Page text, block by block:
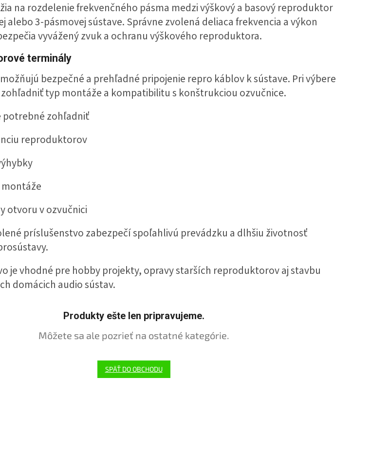
na rozdelenie frekvenčného pásma medzi výškový a basový reproduktor
alebo 3-pásmovej sústave. Správne zvolená deliaca frekvencia a výkon
vyvážený zvuk a ochranu výškového reproduktora.
terminály
bezpečné a prehľadné pripojenie repro káblov k sústave. Pri výbere
typ montáže a kompatibilitu s konštrukciou ozvučnice.
potrebné zohľadniť
reproduktorov
otvoru v ozvučnici
príslušenstvo zabezpečí spoľahlivú prevádzku a dlhšiu životnosť
je vhodné pre hobby projekty, opravy starších reproduktorov aj stavbu
domácich audio sústav.
Produkty ešte len pripravujeme.
Môžete sa ale pozrieť na ostatné kategórie.
SPÄŤ DO OBCHODU